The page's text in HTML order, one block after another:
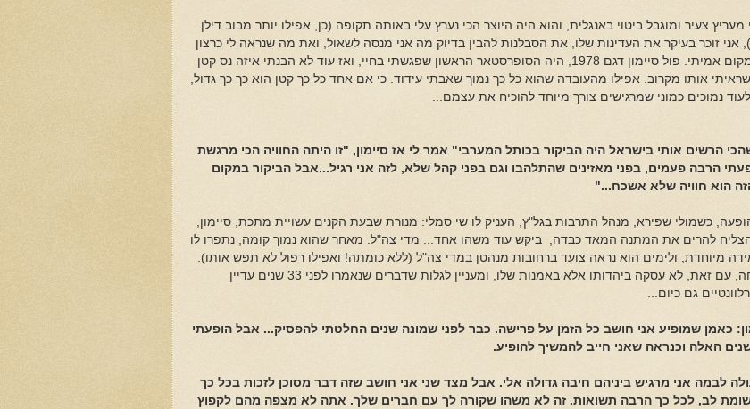
מעריץ צעיר ומוגבל ביטוי באנגלית, והוא היה היוצר הכי נערץ עלי באותה תקופה (כן, אפילו יותר מבוב דילן
אני זוכר בעיקר את העדינות שלו, את הסבלנות להבין בדיוק מה אני מנסה לשאול, ואת מה שנראה לי כרצון
לענות ממקום אמיתי. פול סיימון דגם 1978, היה הסופרסטאר הראשון שפגשתי בחיי, ואז עוד לא הבנתי איזה נס קטן
אותו מקרוב. אפילו מהעובדה שהוא כל כך נמוך שאבתי עידוד. כי אם אחד כל כך קטן הוא כך כך גדול,
לעוד נמוכים כמוני שמרגישים צורך מיוחד להוכיח את עצמם...
הרשים אותי בישראל היה הביקור בכותל המערבי" אמר לי אז סיימון, "זו היתה החוויה הכי מרגשת
הרבה פעמים, בפני מאזינים שהתלהבו וגם בפני קהל שלא, לזה אני רגיל...אבל הביקור במקום
הוא חוויה שלא אשכח..."
כשמולי שפירא, מנהל התרבות בגל"ץ, העניק לו שי סמלי: מנורת שבעת הקנים עשויית מתכת, סיימון,
להרים את המתנה המאד כבדה,
ביקש עוד משהו אחד... מדי צה"ל. מאחר שהוא נמוך קומה, נתפרו לו
מיוחדת, ולימים הוא נראה צועד ברחובות מנהטן במדי צה"ל (ללא כומתה! ואפילו רפול לא תפש אותו).
רוב השיחה, עם זאת, לא עסקה ביהדותו אלא באמנות שלו, ומעניין לגלות שדברים שנאמרו לפני 33 שנים עדיין
גם כיום...
כאמן שמופיע אני חושב כל הזמן על פרישה. כבר לפני שמונה שנים החלטתי להפסיק... אבל הופעתי
האלה וכנראה שאני חייב להמשיך להופיע.
לבמה אני מרגיש ביניהם חיבה גדולה אלי. אבל מצד שני אני חושב שזה דבר מסוכן לזכות בכל כך
לב, לכל כך הרבה תשואות. זה לא משהו שקורה לך עם חברים שלך. אתה לא מצפה מהם לקפוץ